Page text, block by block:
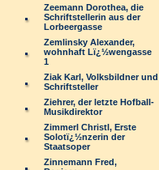
Zeemann Dorothea, die
Schriftstellerin aus der
Lorbeergasse
Zemlinsky Alexander,
wohnhaft Lï¿½wengasse
1
Ziak Karl, Volksbildner und
Schriftsteller
Ziehrer, der letzte Hofball-
Musikdirektor
Zimmerl Christl, Erste
Solotï¿½nzerin der
Staatsoper
Zinnemann Fred,